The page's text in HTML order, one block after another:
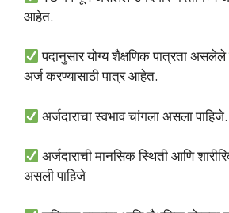
आहेत.
पदानुसार योग्य शैक्षणिक पात्रता
अर्ज करण्यासाठी पात्र आहेत.
अर्जदाराचा स्वभाव चांगला असला पाहिजे.
अर्जदाराची मानसिक स्थिती आणि
असली पाहिजे